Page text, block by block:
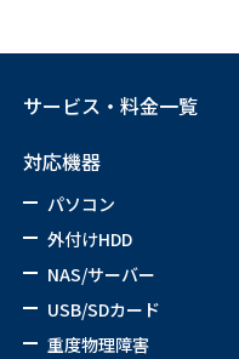
サービス・料金一覧
対応機器
パソコン
外付けHDD
NAS/サーバー
USB/SDカード
重度物理障害